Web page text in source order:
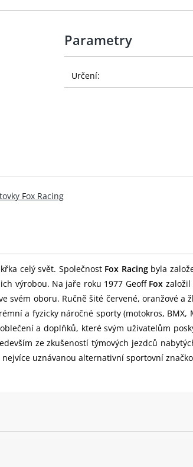
Parametry
Určení:
Fox Racing
celý svět. Společnost Fox Racingbyla
výrobou. Na jaře roku 1977 Geoff Fox
svém oboru. Ručně šité červené, oranžové
a fyzicky náročné sporty (motokros,
a doplňků, které svým uživatelům
ze zkušeností týmových jezdců
uznávanou alternativní sportovní